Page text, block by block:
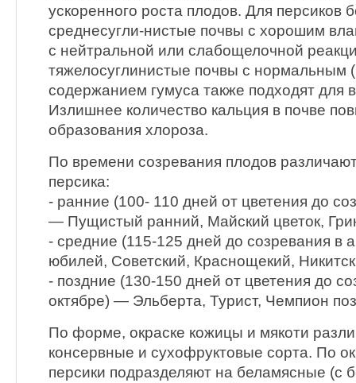
ускоренного роста плодов. Для персиков
среднесугли-нистые почвы с хорошим
с нейтральной или слабощелочной
тяжелосуглинистые почвы с нормальным
содержанием гумуса также подходят для
Излишнее количество кальция в почве
образования хлороза.
По времени созревания плодов
персика:
- ранние (100- 110 дней от цветения до
— Пущистый ранний, Майский цветок,
- средние (115-125 дней до созревания в
юбилей, Советский, Краснощекий,
- поздние (130-150 дней от цветения до
октябре) — Эльберта, Турист, Чемпион
По форме, окраске кожицы и мякоти
консервные и сухофруктовые сорта. По
персики подразделяют на беламясные (с